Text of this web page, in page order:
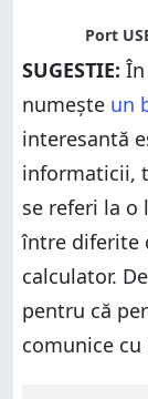
SUGESTIE: În
numește un
interesantă
informaticii,
se referi la o
între diferite
calculator.
pentru că
comunice cu